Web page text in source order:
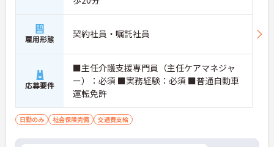
雇用形態 契約社員・嘱託社員
応募要件
■主任介護支援専門員（主任ケアマネジャ
ー）：必須 ■実務経験：必須 ■普通自動車
運転免許
日勤のみ 社会保険完備 交通費支給